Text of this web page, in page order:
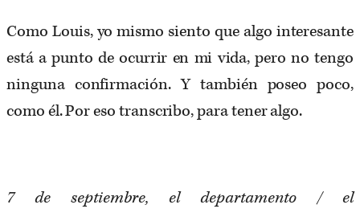
Como Louis, yo mismo siento que algo interesante
está a punto de ocurrir en mi vida, pero no tengo
ninguna confirmación. Y también poseo poco,
como él. Por eso transcribo, para tener algo.
7 de septiembre, el departamento / el